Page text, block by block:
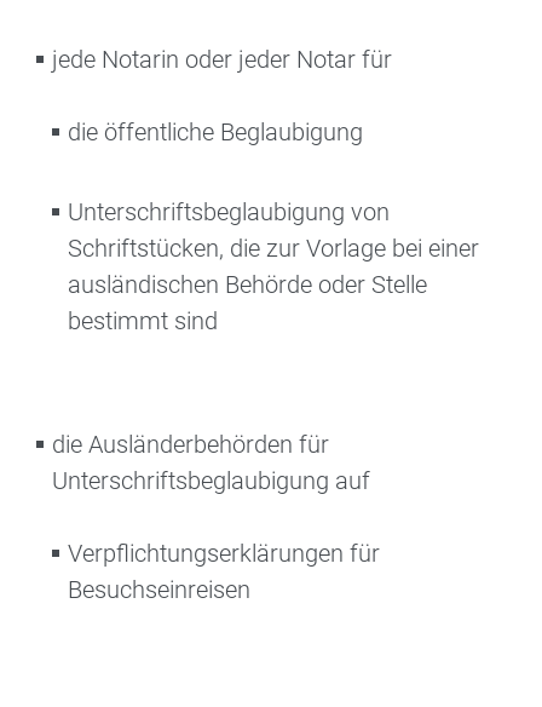
jede Notarin oder jeder Notar für
die öffentliche Beglaubigung
Unterschriftsbeglaubigung von
Schriftstücken, die zur Vorlage bei einer
ausländischen Behörde oder Stelle
bestimmt sind
die Ausländerbehörden für
Unterschriftsbeglaubigung auf
Verpflichtungserklärungen für
Besuchseinreisen